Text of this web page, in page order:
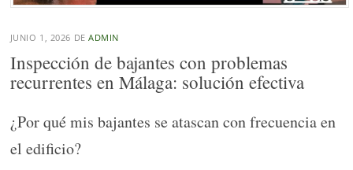
JUNIO 1, 2026 DEADMIN
Inspección de bajantes con problemas
recurrentes en Málaga: solución efectiva
¿Por qué mis bajantes se atascan con frecuencia en
el edificio?